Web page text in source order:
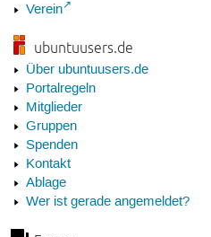
Verein
ubuntuusers.de
Über ubuntuusers.de
Portalregeln
Mitglieder
Gruppen
Spenden
Kontakt
Ablage
Wer ist gerade angemeldet?